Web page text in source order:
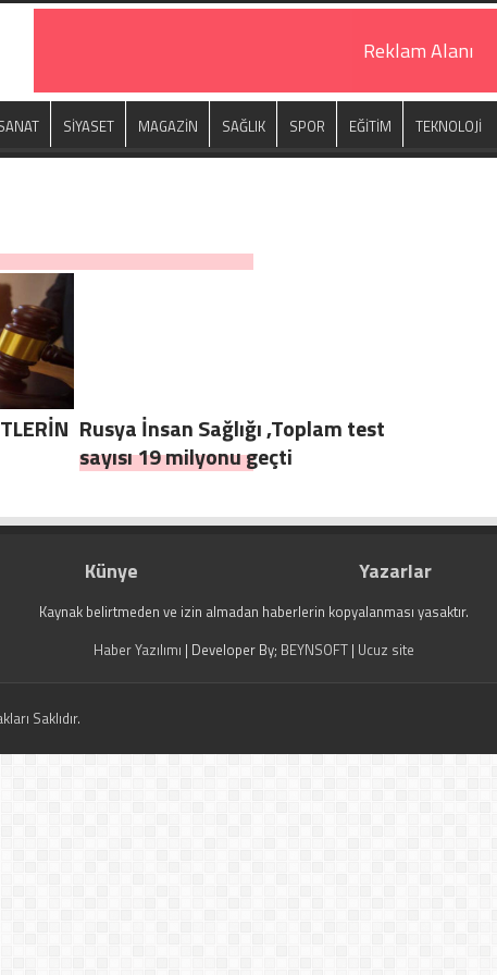
Reklam Alanı
SİYASET MAGAZİN SAĞLIK SPOR EĞİTİM TEKNOLOJİ
Rusya İnsan Sağlığı ,Toplam test
sayısı 19 milyonu geçti
Künye Yazarlar
Kaynak belirtmeden ve izin almadan haberlerin kopyalanması yasaktır.
Haber Yazılımı | Developer By; BEYNSOFT| Ucuz site
Saklıdır.